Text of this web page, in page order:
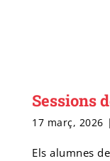
Sessions
17 març, 2026 |
Els alumnes